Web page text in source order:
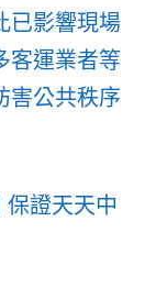
已影響現場
客運業者等
害公共秩序
證天天中